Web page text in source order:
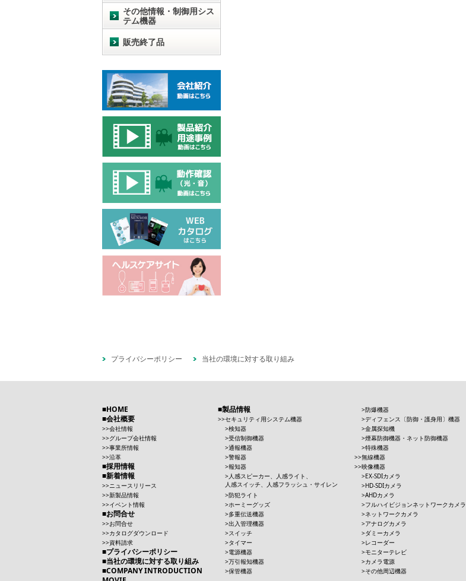
その他情報・制御用シス
テム機器
販売終了品
プライバシーポリシー 当社の環境に対する取り組み
HOME
会社概要
会社情報
グループ会社情報
事業所情報
沿革
採用情報
新着情報
ニュースリリース
新製品情報
イベント情報
お問合せ
お問合せ
カタログダウンロード
資料請求
プライバシーポリシー
当社の環境に対する取り組み
COMPANY INTRODUCTION
製品情報
セキュリティ用システム機器
検知器
受信制御機器
通報機器
警報器
報知器
人感スピーカー、人感ライト、
人感スイッチ、人感フラッシュ・サイレン
防犯ライト
ホーミーグッズ
多重伝送機器
出入管理機器
スイッチ
タイマー
電源機器
万引報知機器
保管機器
防爆機器
ディフェンス〔防御・護身用〕機器
金属探知機
煙幕防御機器・ネット防御機器
特殊機器
無線機器
映像機器
EX-SDIカメラ
HD-SDIカメラ
AHDカメラ
フルハイビジョンネットワークカメラ
ネットワークカメラ
アナログカメラ
ダミーカメラ
レコーダー
モニターテレビ
カメラ電源
その他周辺機器